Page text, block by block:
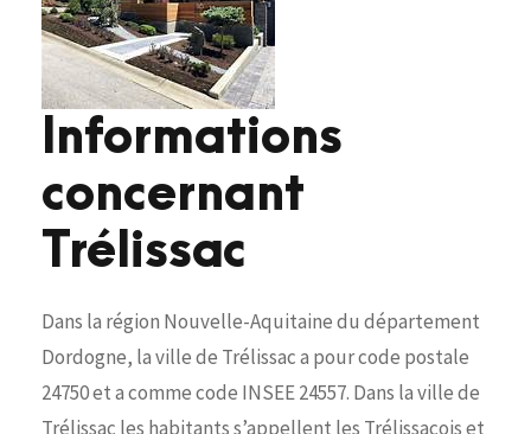
Informations
concernant
Trélissac
Dans la région Nouvelle-Aquitaine du département
Dordogne, la ville de Trélissac a pour code postale
24750 et a comme code INSEE 24557. Dans la ville de
Trélissac les habitants s’appellent les Trélissacois et